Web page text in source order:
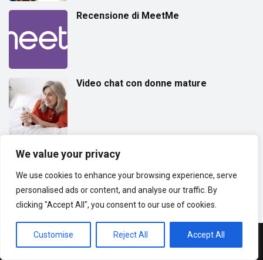
We value your privacy
We use cookies to enhance your browsing experience, serve
personalised ads or content, and analyse our traffic. By
clicking "Accept All", you consent to our use of cookies.
Customise Reject All Accept All
Recensione di MeetMe
Video chat con donne mature
solo agli adulti. Poiché è un sito web di incontri e chat video casuali,
pensato per mettere in contatto persone da tutto il mondo.
© Copyright 2025 | Club 1v1 Chat